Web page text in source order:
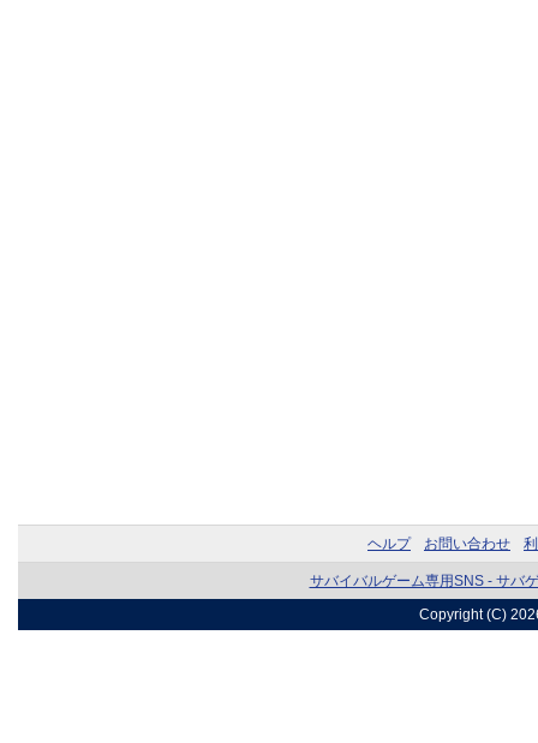
ヘルプ お問い合わせ
サバイバルゲーム専用SNS - サバ
Copyright (C)